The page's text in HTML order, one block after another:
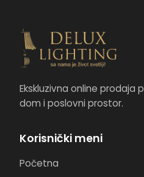
Ekskluzivna online prodaja
dom i poslovni prostor.
Korisnički meni
Početna